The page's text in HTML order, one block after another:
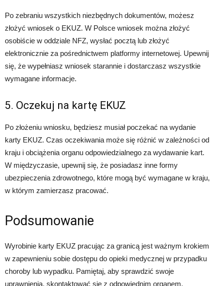
Po zebraniu wszystkich niezbędnych dokumentów, możesz
złożyć wniosek o EKUZ. W Polsce wniosek można złożyć
osobiście w oddziale NFZ, wysłać pocztą lub złożyć
elektronicznie za pośrednictwem platformy internetowej. Upewnij
się, że wypełniasz wniosek starannie i dostarczasz wszystkie
wymagane informacje.
5. Oczekuj na kartę EKUZ
Po złożeniu wniosku, będziesz musiał poczekać na wydanie
karty EKUZ. Czas oczekiwania może się różnić w zależności od
kraju i obciążenia organu odpowiedzialnego za wydawanie kart.
W międzyczasie, upewnij się, że posiadasz inne formy
ubezpieczenia zdrowotnego, które mogą być wymagane w kraju,
w którym zamierzasz pracować.
Podsumowanie
Wyrobinie karty EKUZ pracując za granicą jest ważnym krokiem
w zapewnieniu sobie dostępu do opieki medycznej w przypadku
choroby lub wypadku. Pamiętaj, aby sprawdzić swoje
uprawnienia, skontaktować się z odpowiednim organem,